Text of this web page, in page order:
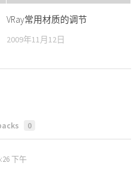
VRay常用材质的调节
2009年11月12日
0
下午